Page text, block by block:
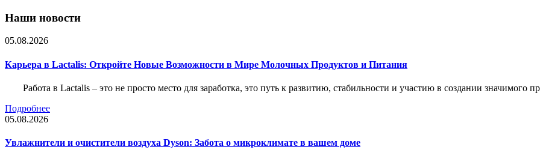
Наши новости
05.08.2026
Карьера в Lactalis: Откройте Новые Возможности в Мире Молочных Продуктов и Питания
Работа в Lactalis – это не просто место для заработка, это путь к развитию, стабильности и участию в создании значимого
Подробнее
05.08.2026
Увлажнители и очистители воздуха Dyson: Забота о микроклимате в вашем доме